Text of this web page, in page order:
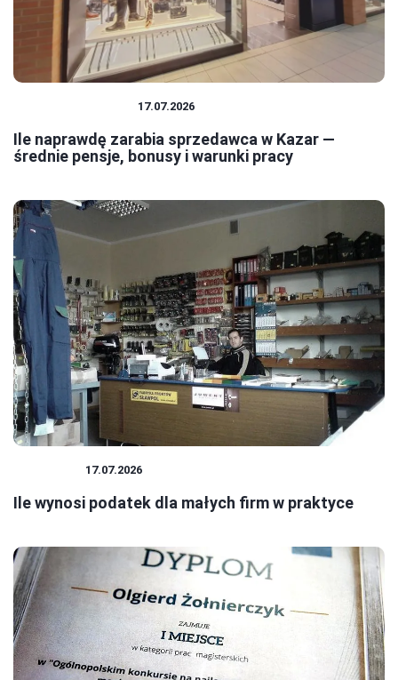
17.07.2026
Ile naprawdę zarabia sprzedawca w Kazar —
średnie pensje, bonusy i warunki pracy
17.07.2026
Ile wynosi podatek dla małych firm w praktyce